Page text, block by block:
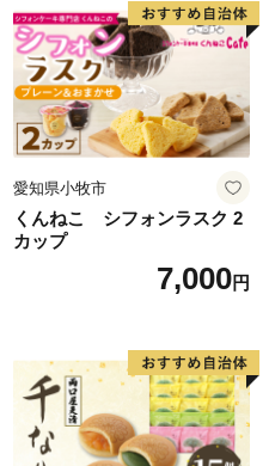
愛知県小牧市
くんねこ シフォンラスク 2
カップ
7,000円